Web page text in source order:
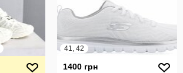
41, 42
1400 грн